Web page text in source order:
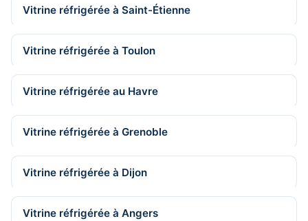
Vitrine réfrigérée à Saint-Étienne
Vitrine réfrigérée à Toulon
Vitrine réfrigérée au Havre
Vitrine réfrigérée à Grenoble
Vitrine réfrigérée à Dijon
Vitrine réfrigérée à Angers